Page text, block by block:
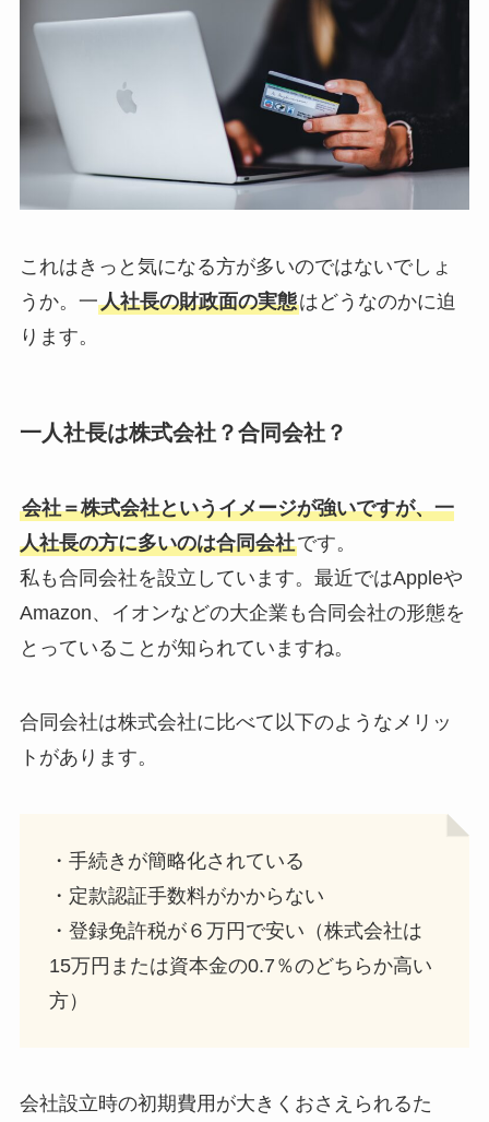
これはきっと気になる方が多いのではないでしょ
うか。一人社長の財政面の実態はどうなのかに迫
ります。
一人社長は株式会社？合同会社？
会社＝株式会社というイメージが強いですが、一
人社長の方に多いのは合同会社です。
私も合同会社を設立しています。最近ではAppleや
Amazon、イオンなどの大企業も合同会社の形態を
とっていることが知られていますね。
合同会社は株式会社に比べて以下のようなメリッ
トがあります。
・手続きが簡略化されている
・定款認証手数料がかからない
・登録免許税が６万円で安い（株式会社は
15万円または資本金の0.7％のどちらか高い
方）
会社設立時の初期費用が大きくおさえられるた